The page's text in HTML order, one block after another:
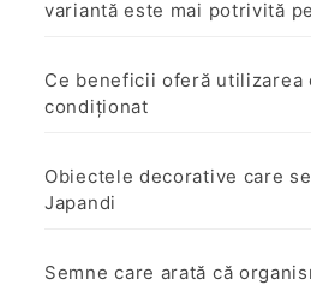
variantă este mai potrivită
Ce beneficii oferă utilizarea
condiționat
Obiectele decorative care
Japandi
Semne care arată că